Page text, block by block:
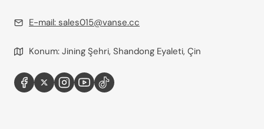
E-mail: sales015@vanse.cc
Konum: Jining Şehri, Shandong Eyaleti, Çin